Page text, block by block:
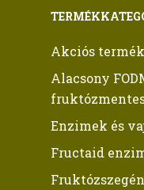
Akciós
Alacsony
Enzimek és
Fructaid